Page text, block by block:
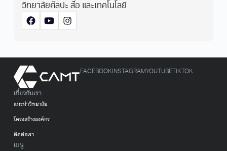
วิทยาลัยศิลปะ สื่อ และเทคโนโลยี
เกี่ยวกับเรา
แนะนำวิทยาลัย
โครงสร้างองค์กร
ติดต่อเรา
เมนู
FACEBOOK INSTAGRAM YOUTUBETIKTOK